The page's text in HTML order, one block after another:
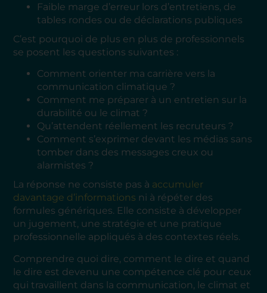
Faible marge d’erreur lors d’entretiens, de
tables rondes ou de déclarations publiques
C’est pourquoi de plus en plus de professionnels
se posent les questions suivantes :
Comment orienter ma carrière vers la
communication climatique ?
Comment me préparer à un entretien sur la
durabilité ou le climat ?
Qu’attendent réellement les recruteurs ?
Comment s’exprimer devant les médias sans
tomber dans des messages creux ou
alarmistes ?
La réponse ne consiste pas à accumuler
davantage d’informations ni à répéter des
formules génériques. Elle consiste à développer
un jugement, une stratégie et une pratique
professionnelle appliqués à des contextes réels.
Comprendre quoi dire, comment le dire et quand
le dire est devenu une compétence clé pour ceux
qui travaillent dans la communication, le climat et